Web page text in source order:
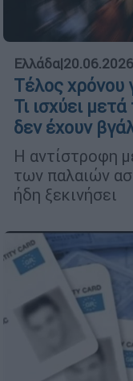
Ελλάδα|
Τέλος χρόνου
Τι ισχύει
δεν έχουν
Η αντίστροφη
των παλαιών
ήδη ξεκινήσει